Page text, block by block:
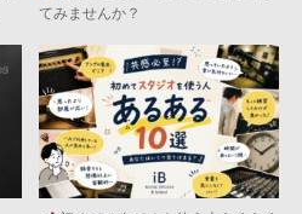
てみませんか？